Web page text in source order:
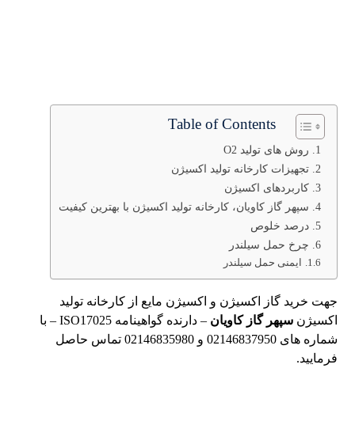
Table of Contents
روش های تولید O2
تجهیزات کارخانه تولید اکسیژن
کاربردهای اکسیژن
سپهر گاز کاویان، کارخانه تولید اکسیژن با بهترین کیفیت
درصد خلوص
چرخ حمل سیلندر
ایمنی حمل سیلندر
جهت خرید گاز اکسیژن و اکسیژن مایع از کارخانه تولید
اکسیژنسپهر گاز کاویان
– دارنده گواهینامه ISO17025 – با
شماره های 02146837950 و 02146835980 تماس حاصل
فرمایید.